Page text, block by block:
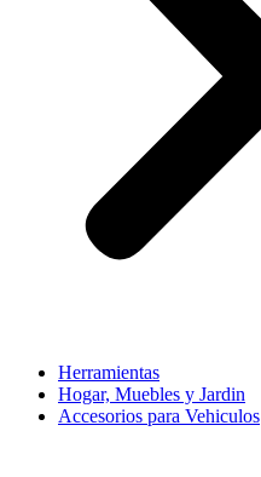
Herramientas
Hogar, Muebles y Jardin
Accesorios para Vehiculos